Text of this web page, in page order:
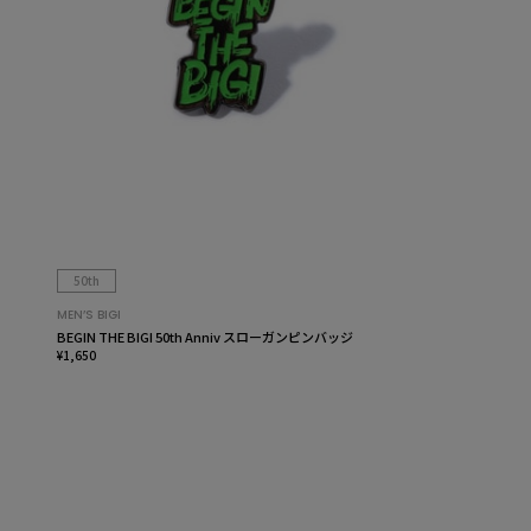
50th
MEN’S BIGI
BEGIN THE BIGI 50th Anniv スローガンピンバッジ
¥1,650